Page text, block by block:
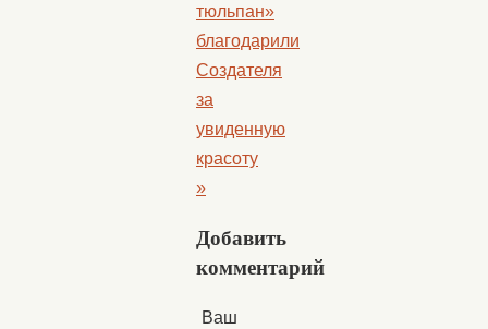
тюльпан»
благодарили
Создателя
за
увиденную
красоту
»
Добавить
комментарий
Ваш